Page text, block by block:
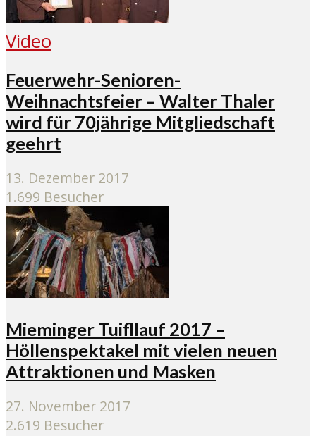
Video
Feuerwehr-Senioren-
Weihnachtsfeier – Walter Thaler
wird für 70jährige Mitgliedschaft
geehrt
13. Dezember 2017
1.699 Besucher
Mieminger Tuifllauf 2017 –
Höllenspektakel mit vielen neuen
Attraktionen und Masken
27. November 2017
2.619 Besucher